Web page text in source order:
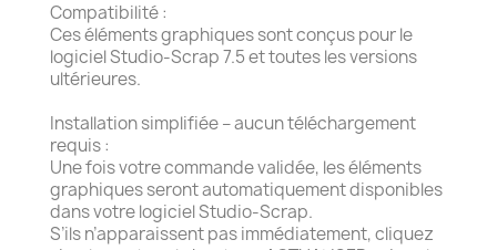
Compatibilité :
Ces éléments graphiques sont conçus pour le
logiciel Studio-Scrap 7.5 et toutes les versions
ultérieures.
Installation simplifiée – aucun téléchargement
requis :
Une fois votre commande validée, les éléments
graphiques seront automatiquement disponibles
dans votre logiciel Studio-Scrap.
S’ils n’apparaissent pas immédiatement, cliquez